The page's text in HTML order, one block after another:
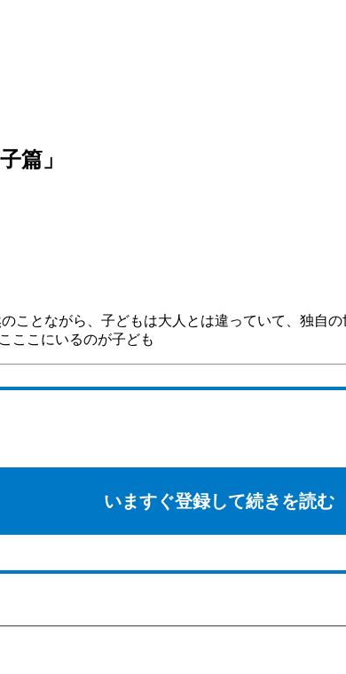
篇」
とながら、子どもは大人とは違っていて、独自
ここにいるのが子ども
いますぐ登録して続きを読む